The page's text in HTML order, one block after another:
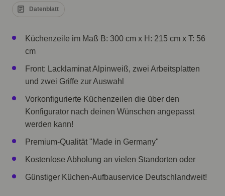
Datenblatt
Küchenzeile im Maß B: 300 cm x H: 215 cm x T: 56
cm
Front: Lacklaminat Alpinweiß, zwei Arbeitsplatten
und zwei Griffe zur Auswahl
Vorkonfigurierte Küchenzeilen die über den
Konfigurator nach deinen Wünschen angepasst
werden kann!
Premium-Qualität "Made in Germany"
Kostenlose Abholung an vielen Standorten oder
Günstiger Küchen-Aufbauservice Deutschlandweit!